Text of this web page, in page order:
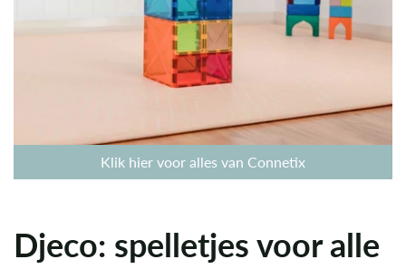
Klik hier voor alles van Connetix
Djeco: spelletjes voor alle